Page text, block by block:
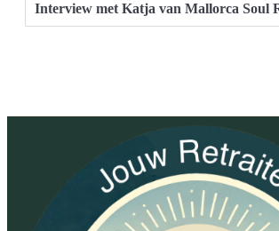
Interview met Katja van Mallorca Soul